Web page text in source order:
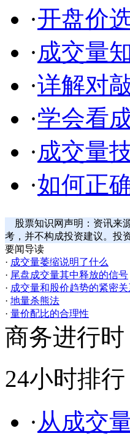
·开盘价
·成交量
·详解对
·学会看
·成交量
·如何正
股票知识网声明：资讯来
考，并不构成投资建议。投
要闻导读
· 成交量萎缩说明了什么
· 尾盘成交量其中释放的信号
· 成交量和股价趋势的紧密关
· 地量杀熊法
· 量价配比的合理性
商务进行时
24小时排行
·从成交